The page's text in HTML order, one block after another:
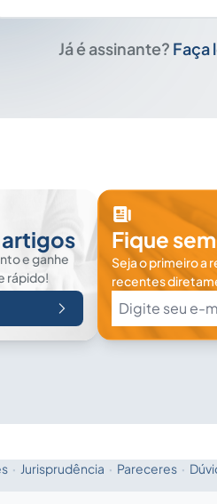
Já é assinante? Faça
artigos
e ganhe
rápido!
Fique
Seja o primeiro a
recentes
· Jurisprudência · Pareceres ·